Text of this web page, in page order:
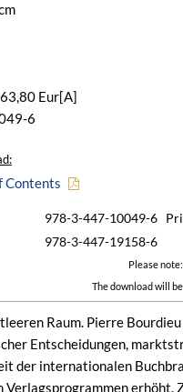
Eur[A]
6
Contents
978-3-447-10049-6
978-3-447-19158-6
Please
The download will
Raum. Pierre
Entscheidungen,
der internationalen
erhöht.